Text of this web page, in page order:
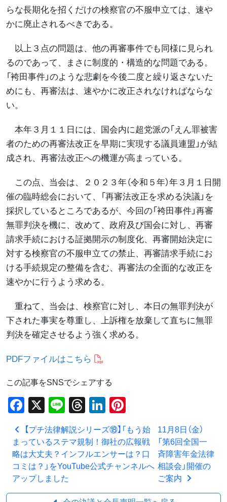
らな長期化を招くだけの検察官の不服申立ては、速や
かに廃止されるべきである。
以上３点の問題は、他の再審事件でも同様に見られ
るのであって、まさに制度的・構造的な問題である。
「袴田事件」のような悲劇を今後二度と繰り返さないた
めにも、再審法は、速やかに改正されなければならな
い。
本年３月１１日には、国会内に超党派の「えん罪被害
者のための再審法改正を早期に実現する議員連盟」が結
成され、再審法改正への機運が高まっている。
この点、当会は、２０２３年（令和５年）年３月１日開
催の臨時総会において、「再審法改正を求める決議」を
採択しているところであるが、今回の「袴田事件」再審
無罪判決を機に、改めて、政府及び国会に対し、再審
請求手続における証拠開示の制度化、再審開始決定に
対する検察官の不服申立ての禁止、再審請求手続にお
ける手続規定の整備を含む、再審法の全面的な改正を
速やかに行うよう求める。
重ねて、当会は、検察官に対し、本日の無罪判決が
下された事実を尊重し、上訴権を放棄して直ちに無罪
判決を確定させるよう強く求める。
PDFファイルはこちら
この記事をSNSでシェアする
Facebook
X LineThreads
LinkedIn
投稿ナビゲーション
【プチ法律解説シリーズ⑱】「もう始
まっているステマ規制！御社の広報戦
略は大丈夫？インフルエンサーは？口
コミは？」をYouTube公式チャンネルへ
アップしました
11月8日（金）
「第6回全国一
斉障害年金法律
相談会」開催の
ご案内